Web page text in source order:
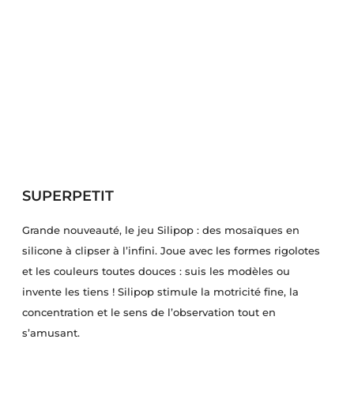
SUPERPETIT
Grande nouveauté, le jeu Silipop : des mosaïques en
silicone à clipser à l’infini. Joue avec les formes rigolotes
et les couleurs toutes douces : suis les modèles ou
invente les tiens ! Silipop stimule la motricité fine, la
concentration et le sens de l’observation tout en
s’amusant.